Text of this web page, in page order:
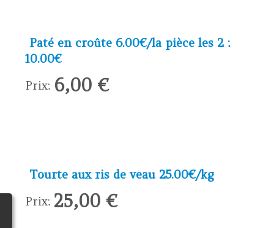
Paté en croûte 6.00€/la pièce les 2 :
10.00€
Prix: 6,00 €
Tourte aux ris de veau 25.00€/kg
Prix: 25,00 €